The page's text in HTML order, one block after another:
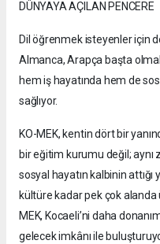
DÜNYAYA AÇILAN PENCERE
Dil öğrenmek isteyenler için
Almanca, Arapça başta
hem iş hayatında hem de
sağlıyor.
KO-MEK, kentin dört bir
bir eğitim kurumu değil; aynı
sosyal hayatın kalbinin
kültüre kadar pek çok
MEK, Kocaeli’ni daha
gelecek imkânı ile